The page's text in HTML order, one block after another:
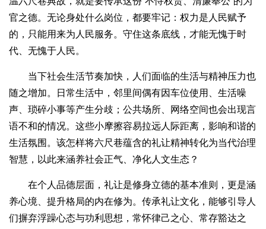
官之德。无论身处什么岗位，都要牢记：权力是人民赋予
的，只能用来为人民服务。守住这条底线，才能无愧于时
代、无愧于人民。
当下社会生活节奏加快，人们面临的生活与精神压力也
随之增加。日常生活中，邻里间偶有因车位使用、生活噪
声、琐碎小事等产生分歧；公共场所、网络空间也会出现言
语不和的情况。这些小摩擦容易拉远人际距离，影响和谐的
生活氛围。该怎样将六尺巷蕴含的礼让精神转化为当代治理
智慧，以此来涵养社会正气、净化人文生态？
在个人品德层面，礼让是修身立德的基本准则，更是涵
养心境、提升格局的内在修为。传承礼让文化，能够引导人
们摒弃浮躁心态与功利思想，常怀律己之心、常存豁达之